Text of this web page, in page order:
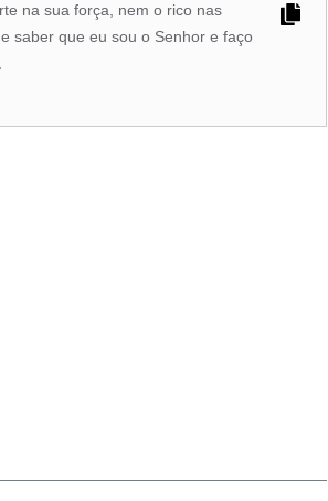
na sua força, nem o rico nas
saber que eu sou o Senhor e faço